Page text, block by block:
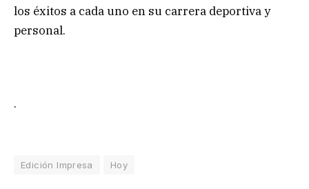
los éxitos a cada uno en su carrera deportiva y
personal.
.
Edición Impresa Hoy